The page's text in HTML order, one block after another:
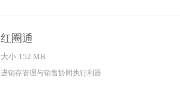
红圈通
大小:152 MB
进销存管理与销售协同执行利器